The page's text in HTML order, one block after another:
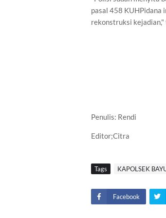
pasal 458 KUHPidana
rekonstruksi kejadian,"
Penulis: Rendi
Editor;Citra
Tags KAPOLSEK
Facebook